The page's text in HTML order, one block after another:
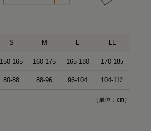
S M L LL
150-165 160-175 165-180 170-185
80-88 88-96 96-104 104-112
（単位：cm）